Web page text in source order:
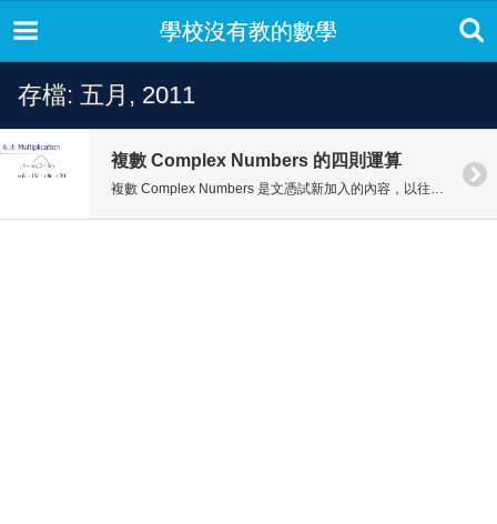
學校沒有教的數學
存檔: 五月, 2011
複數 Complex Numbers 的四則運算